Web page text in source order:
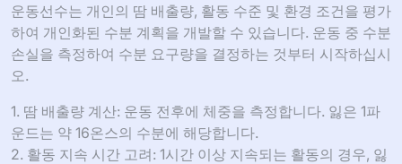
운동선수는 개인의 땀 배출량, 활동 수준 및 환경 조건을 평가
하여 개인화된 수분 계획을 개발할 수 있습니다. 운동 중 수분
손실을 측정하여 수분 요구량을 결정하는 것부터 시작하십시
오.
1. 땀 배출량 계산: 운동 전후에 체중을 측정합니다. 잃은 1파
운드는 약 16온스의 수분에 해당합니다.
2. 활동 지속 시간 고려: 1시간 이상 지속되는 활동의 경우, 잃